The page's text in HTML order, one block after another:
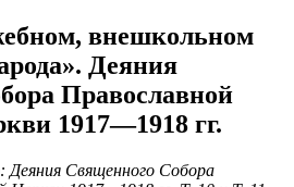
внешкольном
Деяния
Православной
1917—1918 гг.
Деяния Священного Собора